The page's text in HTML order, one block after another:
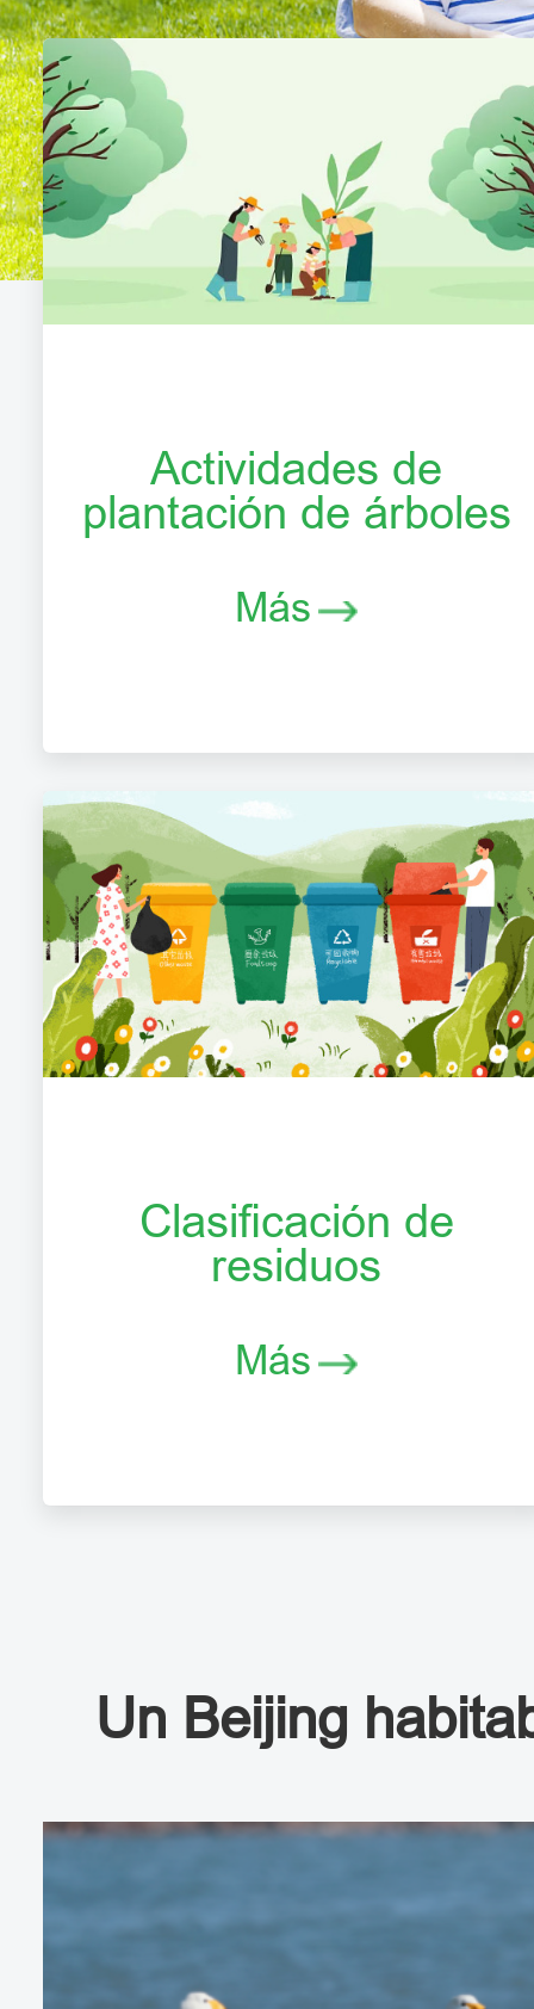
Actividades de
plantación de árboles
Más
Clasificación de
residuos
Más
Un Beijing